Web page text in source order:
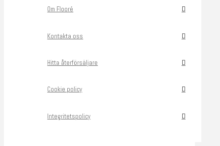
Om Flooré
Kontakta oss
Hitta återförsäljare
Cookie policy
Integritetspolicy